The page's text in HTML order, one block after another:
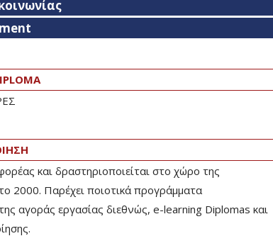
και δραστηριοποιείται στο χώρο της
2000. Παρέχει ποιοτικά προγράμματα
αγοράς εργασίας διεθνώς, e-learning Diplomas και